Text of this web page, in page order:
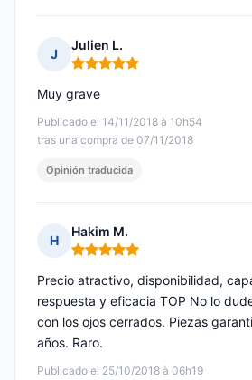
J
Julien L.
Nota: 5 de 5
Publicado el 14/11/2018 à 10h54
tras una compra de 07/11/2018
Muy grave
Opinión traducida
H
Hakim M.
Nota: 5 de 5
Publicado el 25/10/2018 à 06h19
Precio atractivo, disponibilidad,
respuesta y eficacia TOP No lo
con los ojos cerrados. Piezas
años. Raro.